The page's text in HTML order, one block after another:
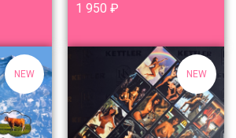
1 950 ₽
NEW NEW